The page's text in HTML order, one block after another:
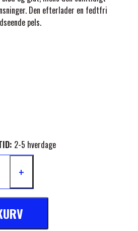
PRODUKTER
STRØMPER
& TILBEHØR
PONYTRAV
MONTÉ
GALOP
LINERS & DÆKKEN
TILBEHØR
INSEKTBESKYTTELSE
MAGNET & INFRARØD
TERAPI
GRIMER & TRÆKTOV
TRENSE & TILBEHØR
EMIN
LIQUID TITANIUM®
FINNTACK
Den efterlader en fedtfri
pels.
2-5 hverdage
+